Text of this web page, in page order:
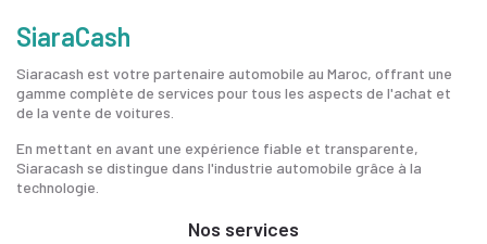
SiaraCash
Siaracash est votre partenaire automobile au Maroc, offrant une
gamme complète de services pour tous les aspects de l'achat et
de la vente de voitures.
En mettant en avant une expérience fiable et transparente,
Siaracash se distingue dans l'industrie automobile grâce à la
technologie.
Nos services